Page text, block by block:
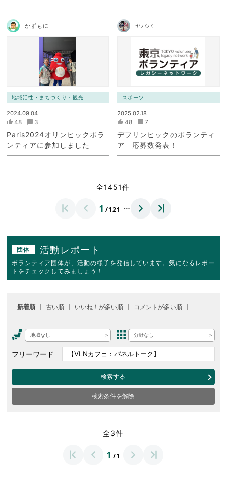
かずもに
地域活性・まちづくり・観光
2024.09.04
48 3
Paris2024オリンピックボラ
ンティアに参加しました
ヤパパ
スポーツ
2025.02.18
48 7
デフリンピックのボランティ
ア 応募数発表！
全1451件
1 /121 …
団体 活動レポート
ボランティア団体が、活動の様子を発信しています。気になるレポー
トをチェックしてみましょう！
新着順 古い順 いいね！が多い順 コメントが多い順
地域なし 分野なし
フリーワード
検索する
検索条件を解除
全3件
1 /1